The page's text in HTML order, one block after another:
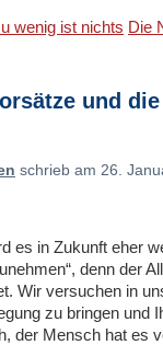
wenig ist nichts Die
und die
schrieb am 26.
es in Zukunft eher
denn der
Wir versuchen in
zu bringen und
der Mensch hat es